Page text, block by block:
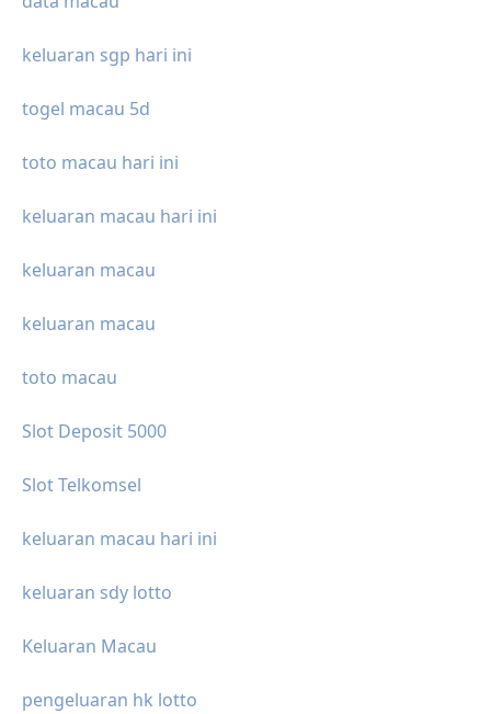
keluaran sgp hari ini
togel macau 5d
toto macau hari ini
keluaran macau hari ini
keluaran macau
keluaran macau
toto macau
Slot Deposit 5000
Slot Telkomsel
keluaran macau hari ini
keluaran sdy lotto
Keluaran Macau
pengeluaran hk lotto